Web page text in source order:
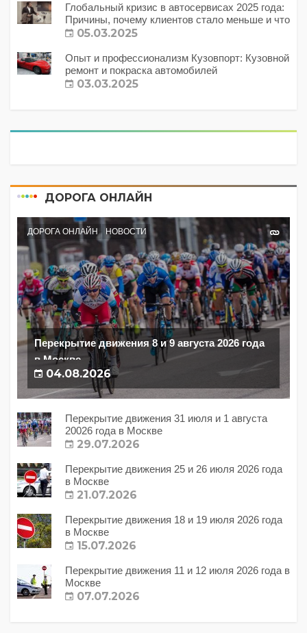
Глобальный кризис в автосервисах 2025 года:
Причины, почему клиентов стало меньше и что
с этим делать?
05.03.2025
Опыт и профессионализм Кузовпорт: Кузовной
ремонт и покраска автомобилей
03.03.2025
ДОРОГА ОНЛАЙН
ДОРОГА ОНЛАЙН НОВОСТИ
Перекрытие движения 8 и 9 августа 2026 года
в Москве
04.08.2026
Перекрытие движения 31 июля и 1 августа
20026 года в Москве
29.07.2026
Перекрытие движения 25 и 26 июля 2026 года
в Москве
21.07.2026
Перекрытие движения 18 и 19 июля 2026 года
в Москве
15.07.2026
Перекрытие движения 11 и 12 июля 2026 года в
Москве
07.07.2026